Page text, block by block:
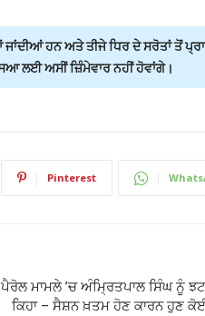
ਹਨ ਅਤੇ ਤੀਜੇ ਧਿਰ ਦੇ ਸਰੋਤਾਂ ਤੋਂ
ਲਈ ਅਸੀਂ ਜ਼ਿੰਮੇਵਾਰ ਨਹੀਂ ਹੋਵਾਂਗੇ।
Pinterest
ਪੈਰੋਲ ਮਾਮਲੇ ’ਚ ਅੰਮ੍ਰਿਤਪਾਲ ਸਿੰਘ ਨੂੰ
ਕਿਹਾ – ਸੈਸ਼ਨ ਖ਼ਤਮ ਹੋਣ ਕਾਰਨ ਹੁਣ